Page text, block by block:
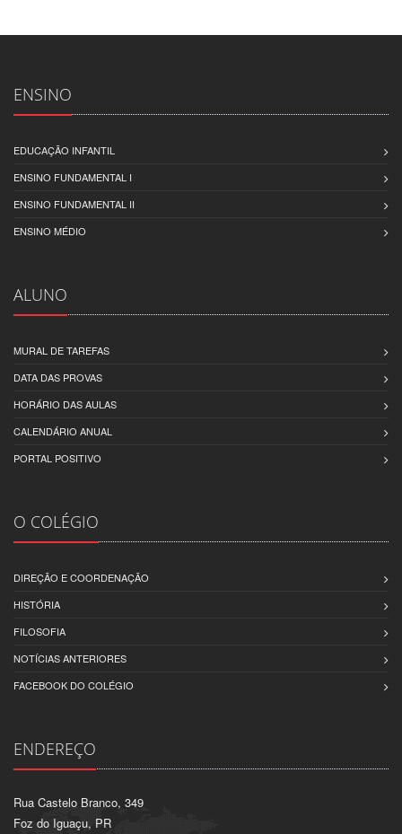
ENSINO
EDUCAÇÃO INFANTIL
ENSINO FUNDAMENTAL I
ENSINO FUNDAMENTAL II
ENSINO MÉDIO
ALUNO
MURAL DE TAREFAS
DATA DAS PROVAS
HORÁRIO DAS AULAS
CALENDÁRIO ANUAL
PORTAL POSITIVO
O COLÉGIO
DIREÇÃO E COORDENAÇÃO
HISTÓRIA
FILOSOFIA
NOTÍCIAS ANTERIORES
FACEBOOK DO COLÉGIO
ENDEREÇO
Rua Castelo Branco, 349
Foz do Iguaçu, PR